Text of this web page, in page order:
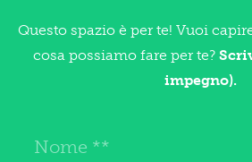
Questo spazio è per te! Vuoi
cosa possiamo fare per te?
impegno).